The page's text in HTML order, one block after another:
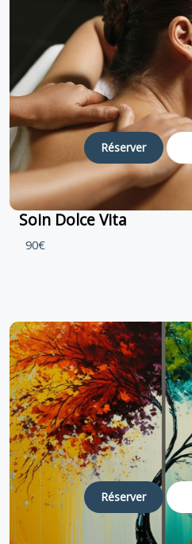
Réserver
Soin Dolce Vita
90€
Réserver